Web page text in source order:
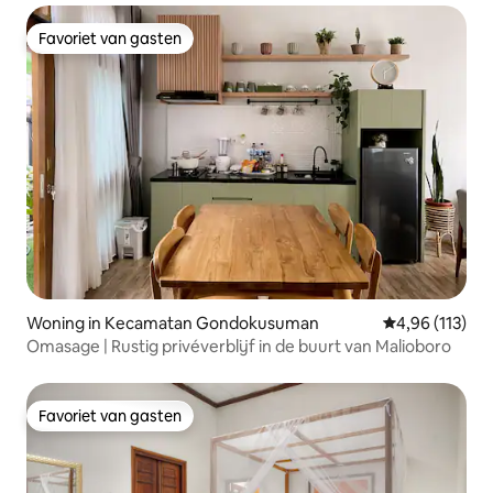
Favoriet van gasten
Favoriet van gasten
Woning in Kecamatan Gondokusuman Gemiddelde
4,96 (113)
Omasage | Rustig privéverblijf in de buurt van Malioboro
Favoriet van gasten
Favoriet van gasten